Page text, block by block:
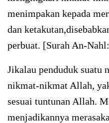
menimpakan kepada
dan
perbuat. [Surah An-
Jikalau penduduk suatu
nikmat-nikmat Allah,
sesuai tuntunan Allah.
menjadikannya